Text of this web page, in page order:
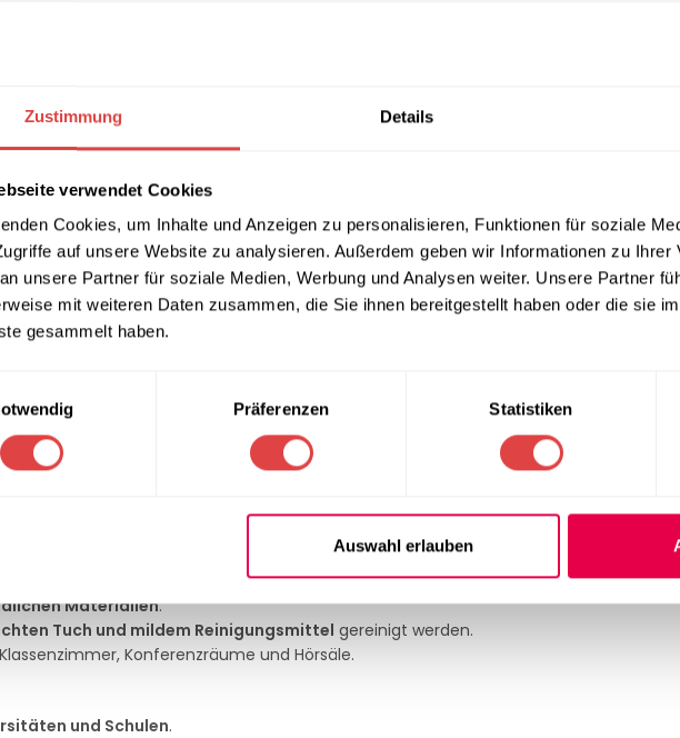
Zustimmung Details
verwendet Cookies
Cookies, um Inhalte und Anzeigen zu personalisieren, Funktionen für soziale
auf unsere Website zu analysieren. Außerdem geben wir Informationen zu Ihrer
unsere Partner für soziale Medien, Werbung und Analysen weiter. Unsere Partner
mit weiteren Daten zusammen, die Sie ihnen bereitgestellt haben oder die sie
gesammelt haben.
Präferenzen Statistiken
Auswahl erlauben
Atmosphäre.
Tiefe und einer Sitzhöhe von 46 cm
für maximalen Komfort.
Armlehnenfür eine gesunde Sitzhaltung.
16 kgbietet der Stuhl hohe Stabilität und Kippsicherheit.
für eine breite Nutzergruppe.
stabile Basis.
Aluminium gewährleisten eine lange Lebensdauer und hohe
Rohmaterial
25 % Glasfaserzusatz
für flexible Nutzung in Bildungseinrichtungen.
kratzfest, abriebfest und pflegeleicht
Materialien.
Tuch und mildem Reinigungsmittel gereinigt werden.
Konferenzräume und Hörsäle.
und Schulen.